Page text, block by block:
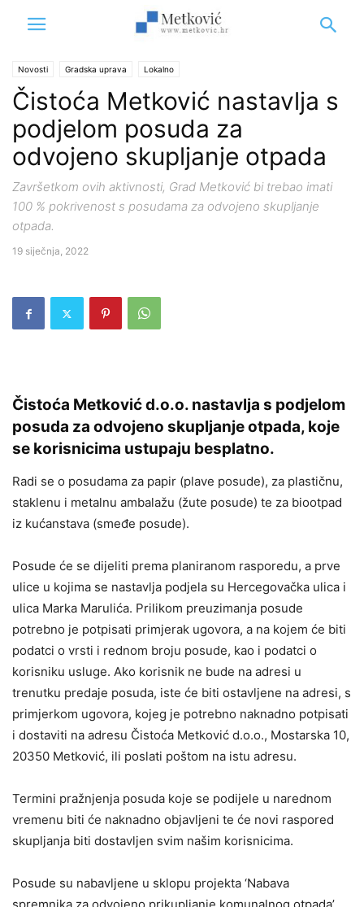
Novosti Gradska uprava Lokalno
Čistoća Metković nastavlja s
podjelom posuda za
odvojeno skupljanje otpada
Završetkom ovih aktivnosti, Grad Metković bi trebao imati
100 % pokrivenost s posudama za odvojeno skupljanje
otpada.
19 siječnja, 2022
Čistoća Metković d.o.o. nastavlja s podjelom
posuda za odvojeno skupljanje otpada, koje
se korisnicima ustupaju besplatno.
Radi se o posudama za papir (plave posude), za plastičnu,
staklenu i metalnu ambalažu (žute posude) te za biootpad
iz kućanstava (smeđe posude).
Posude će se dijeliti prema planiranom rasporedu, a prve
ulice u kojima se nastavlja podjela su Hercegovačka ulica i
ulica Marka Marulića. Prilikom preuzimanja posude
potrebno je potpisati primjerak ugovora, a na kojem će biti
podatci o vrsti i rednom broju posude, kao i podatci o
korisniku usluge. Ako korisnik ne bude na adresi u
trenutku predaje posuda, iste će biti ostavljene na adresi, s
primjerkom ugovora, kojeg je potrebno naknadno potpisati
i dostaviti na adresu Čistoća Metković d.o.o., Mostarska 10,
20350 Metković, ili poslati poštom na istu adresu.
Termini pražnjenja posuda koje se podijele u narednom
vremenu biti će naknadno objavljeni te će novi raspored
skupljanja biti dostavljen svim našim korisnicima.
Posude su nabavljene u sklopu projekta ‘Nabava